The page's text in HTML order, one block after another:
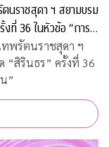
นราชสุดา ฯ สยามบรม
ที่ 36 ในหัวข้อ “การ
ทพรัตนราชสุดา ฯ
“สิรินธร” ครั้งที่ 36
”